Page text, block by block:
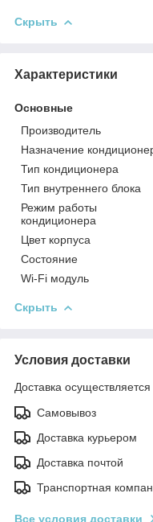
Скрыть
Характеристики
Основные
Производитель
Назначение
Тип кондиционера
Тип внутреннего блока
Режим работы
кондиционера
Цвет корпуса
Состояние
Wi-Fi модуль
Скрыть
Условия доставки
Доставка
Самовывоз
Доставка курьером
Доставка почтой
Транспортная
Все условия доставки